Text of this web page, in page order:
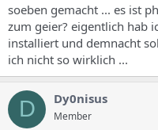
soeben gemacht ... es ist
zum geier? eigentlich hab
installiert und demnacht
ich nicht so wirklich ...
D Dy0nisus
Member